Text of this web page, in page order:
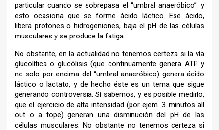
particular cuando se sobrepasa el “umbral anaeróbico”, y
esto ocasiona que se forme ácido láctico. Ese ácido,
libera protones o hidrogeniones, baja el pH de las células
musculares y se produce la fatiga.
No obstante, en la actualidad no tenemos certeza si la vía
glucolítica o glucólisis (que continuamente genera ATP y
no solo por encima del “umbral anaeróbico) genera ácido
láctico o lactato, y de hecho éste es un tema que sigue
generando controversia. Sí sabemos, y es posible medirlo,
que el ejercicio de alta intensidad (por ejem. 3 minutos all
out o a tope) generan una disminución del pH de las
células musculares. No obstante no tenemos certeza si